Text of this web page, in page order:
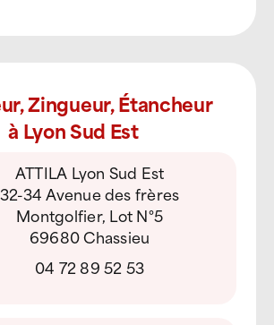
Zingueur, Étancheur
à Lyon Sud Est
ATTILA Lyon Sud Est
32-34 Avenue des frères
Montgolfier, Lot N°5
69680 Chassieu
04 72 89 52 53